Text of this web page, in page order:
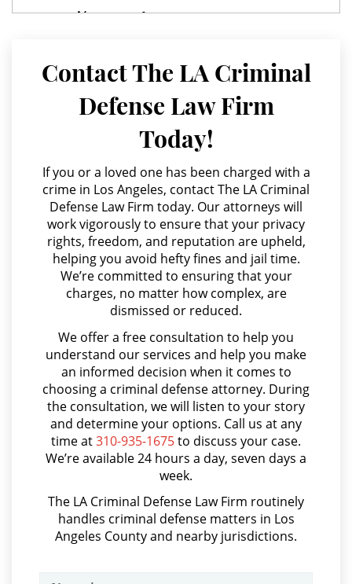
Juvenile Informal Diversion
Juvenile Probation
Juvenile Three Strikes Law
Offenses Minors Can Be Tried As
Adults
Parental Rights in Juvenile Cases
Sealing Juvenile Records
Senate Bill 439
Sustained Juvenile Petitions
Transfer Hearing
Ward of the Court
Motorcycle Accident
Motorcycle Accident Involving
Uninsured Motorist
Agresión Agravada
Agresión Doméstica
Agresión Sexual
Amenazas Criminales
Annoying or Molesting a Child Under 18
Anulando o Rechazando una Condena
Apropiación Indebida De Fondos Públicos
Arson
Asalto y Agresión
Asalto con Arma Mortal
Asalto Simple
Audiencia Administrativa del DMV
Audiencias de Transferencia
Aumento de Sentencia por Armas de Fuego
Aumento de Sentencia para Pandillas
Audiencias De Disposición
Audiencias De Detención
Contact The LA Criminal
Defense Law Firm
Today!
If you or a loved one has been charged with a
crime in Los Angeles, contact The LA Criminal
Defense Law Firm today. Our attorneys will
work vigorously to ensure that your privacy
rights, freedom, and reputation are upheld,
helping you avoid hefty fines and jail time.
We’re committed to ensuring that your
charges, no matter how complex, are
dismissed or reduced.
We offer a free consultation to help you
understand our services and help you make
an informed decision when it comes to
choosing a criminal defense attorney. During
the consultation, we will listen to your story
and determine your options. Call us at any
time at310-935-1675to discuss your case.
We’re available 24 hours a day, seven days a
week.
The LA Criminal Defense Law Firm routinely
handles criminal defense matters in Los
Angeles County and nearby jurisdictions.